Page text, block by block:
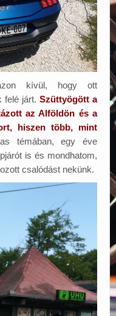
kívül, hogy ott
felé járt. Szüttyögött a
az Alföldön és a
hiszen több, mint
témában, egy éve
is és mondhatom,
csalódást nekünk.